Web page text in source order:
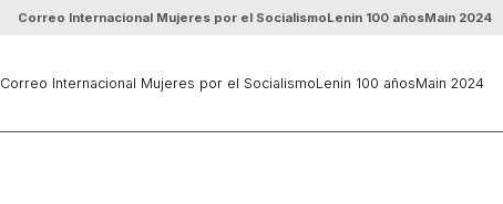
Correo Internacional Mujeres por el SocialismoLenin 100 añosMain 2024
Correo Internacional Mujeres por el SocialismoLenin 100 añosMain 2024